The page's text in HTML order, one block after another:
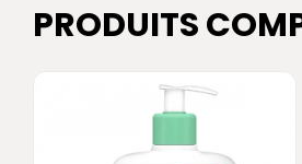
PRODUITS